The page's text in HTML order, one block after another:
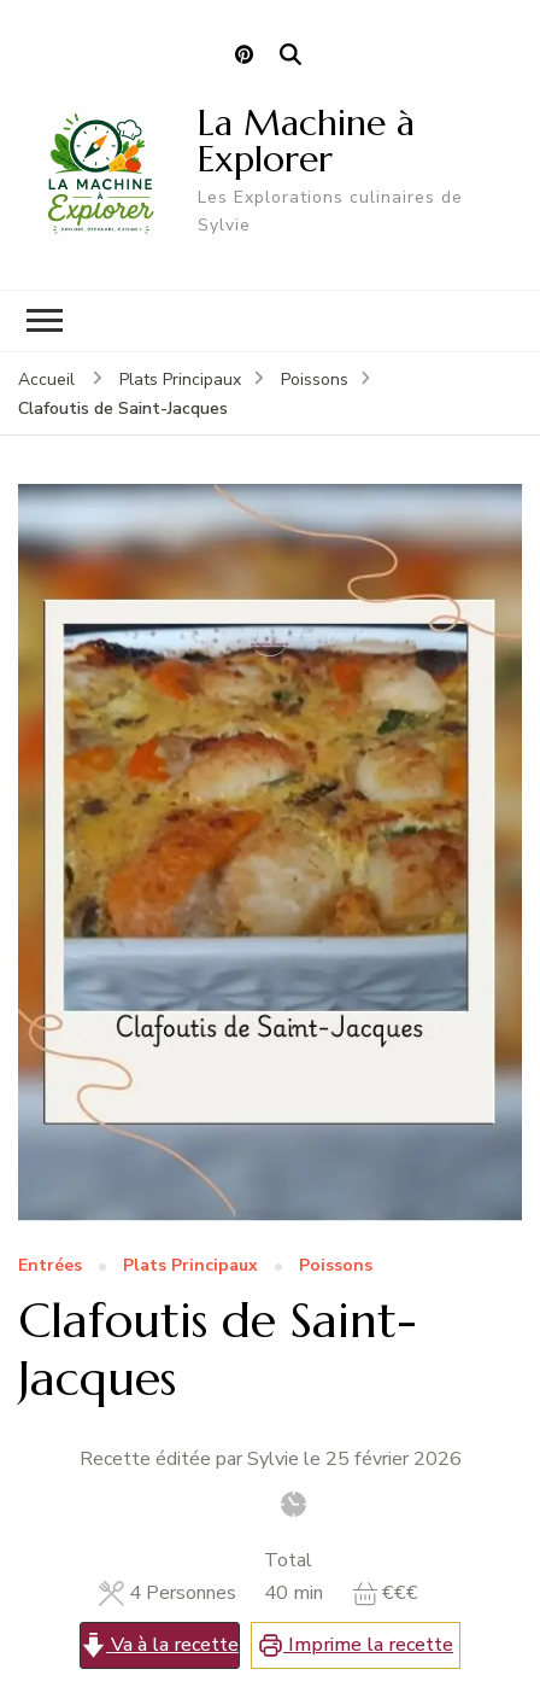
La Machine à
Explorer
Les Explorations culinaires de
Sylvie
Accueil Plats Principaux
Poissons
Clafoutis de Saint-Jacques
Entrées Plats Principaux Poissons
Clafoutis de Saint-
Jacques
Recette éditée par Sylvie le 25 février 2026
4 Personnes
Total
40 minutes
min
€€€
Va à la recette
Imprime la recette